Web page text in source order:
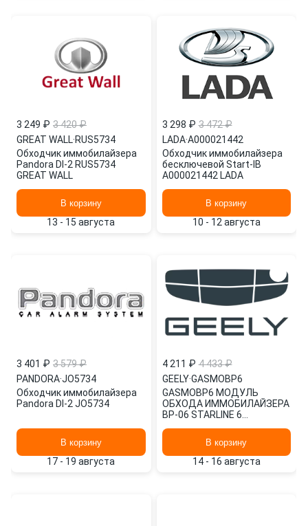
3 249 ₽ 3 420 ₽
GREAT WALL·RUS5734
Обходчик иммобилайзера
Pandora DI-2 RUS5734
GREAT WALL
В корзину
13 - 15 августа
3 298 ₽ 3 472 ₽
LADA·A000021442
Обходчик иммобилайзера
бесключевой Start-IB
A000021442 LADA
В корзину
10 - 12 августа
3 401 ₽ 3 579 ₽
PANDORA·JO5734
Обходчик иммобилайзера
Pandora DI-2 JO5734
В корзину
17 - 19 августа
4 211 ₽ 4 433 ₽
GEELY·GASMOBP6
GASMOBP6 МОДУЛЬ
ОБХОДА ИММОБИЛАЙЗЕРА
ВР-06 STARLINE 6
В корзину
14 - 16 августа